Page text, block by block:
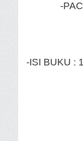
-
-ISI BUKU :